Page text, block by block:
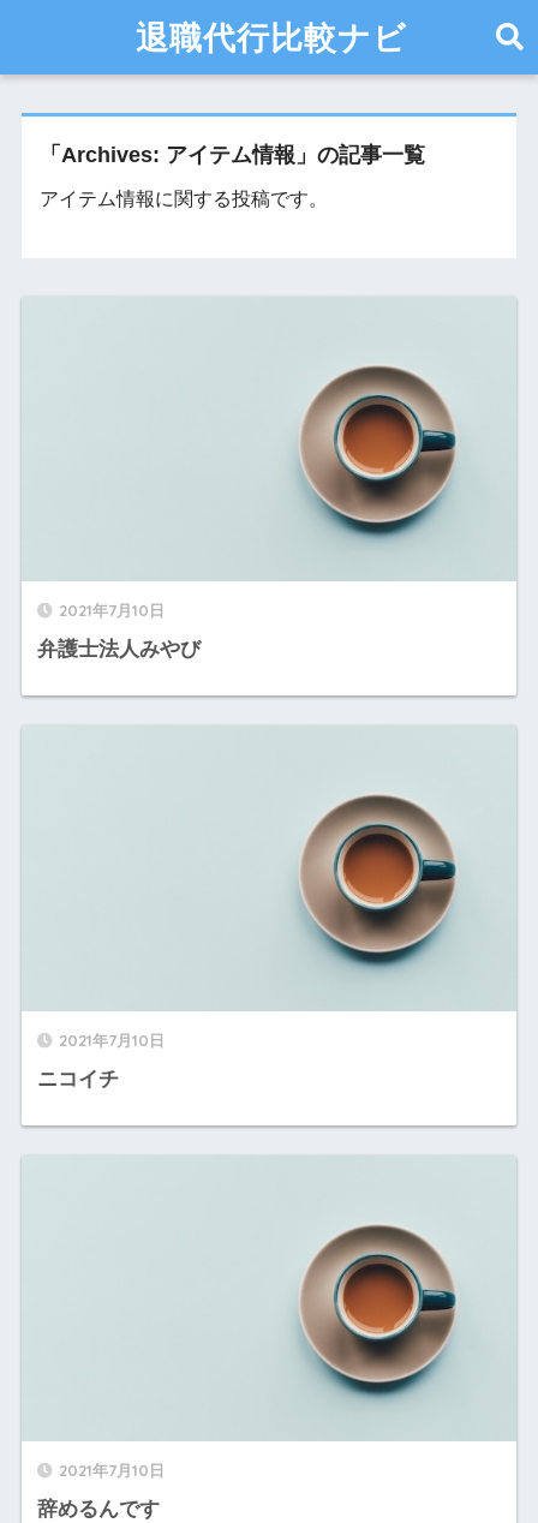
退職代行比較ナビ
「Archives: アイテム情報 」の記事一覧
アイテム情報に関する投稿です。
2021年7月10日
弁護士法人みやび
2021年7月10日
ニコイチ
2021年7月10日
辞めるんです